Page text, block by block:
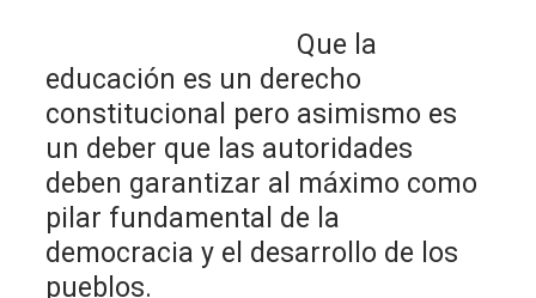
Que la
educación es un derecho
constitucional pero asimismo es
un deber que las autoridades
deben garantizar al máximo como
pilar fundamental de la
democracia y el desarrollo de los
pueblos.